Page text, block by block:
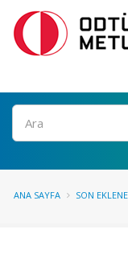
Ara
ANA SAYFA SON